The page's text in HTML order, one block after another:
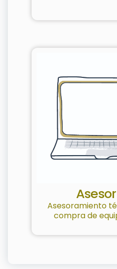
Asesoramiento
compra de